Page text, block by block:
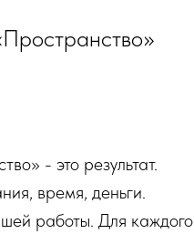
- это результат.
время, деньги.
работы. Для каждого